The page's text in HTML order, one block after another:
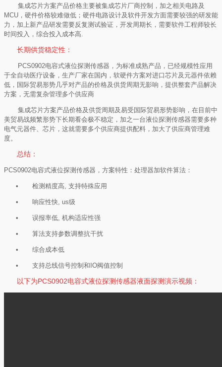
集成芯片方案产品价格主要被集成芯片厂商控制，加之相关电路及
MCU ，硬件价格较难做低；硬件电路设计及软件开发方面需要较强的研发能
力，加上新产品研发需要反复测试验证，开发周期长，需要软件工程师较长
时间投入，综合投入成本高
长期供货稳定性：
PCS0902电容式液位探测传感器，为标准成熟产品，已经规模性应用
于全自动医疗设备，生产厂家在国内，软硬件方案对进口芯片及元器件依赖
低，国际贸易形势几乎对产品的价格及供货周期无影响，提供整套产品解决
方案，无需复杂管理多个供应商
集成芯片方案产品价格及供货周期及易受国际贸易形势影响，在目前中
美贸易战频繁形势下长期看会极不稳定，加之一台液位探测传感器需要多种
电气元器件、芯片，这就需要多个供应商提供配料，加大了供应商管理难
度。
总结：
PCS0902电容式液位探测传感器，方案特性：处理器加软件算法：
• 检测精度高 支持特殊应用
• 响应性快 , us级
• 误报率低 机构适应性强
• 算法支持参数调整抗干扰
• 综合成本低
• 支持总线信号控制和IO阀值控制
以下为PCS0902电容式液位探测传感器液面探测演示视频：